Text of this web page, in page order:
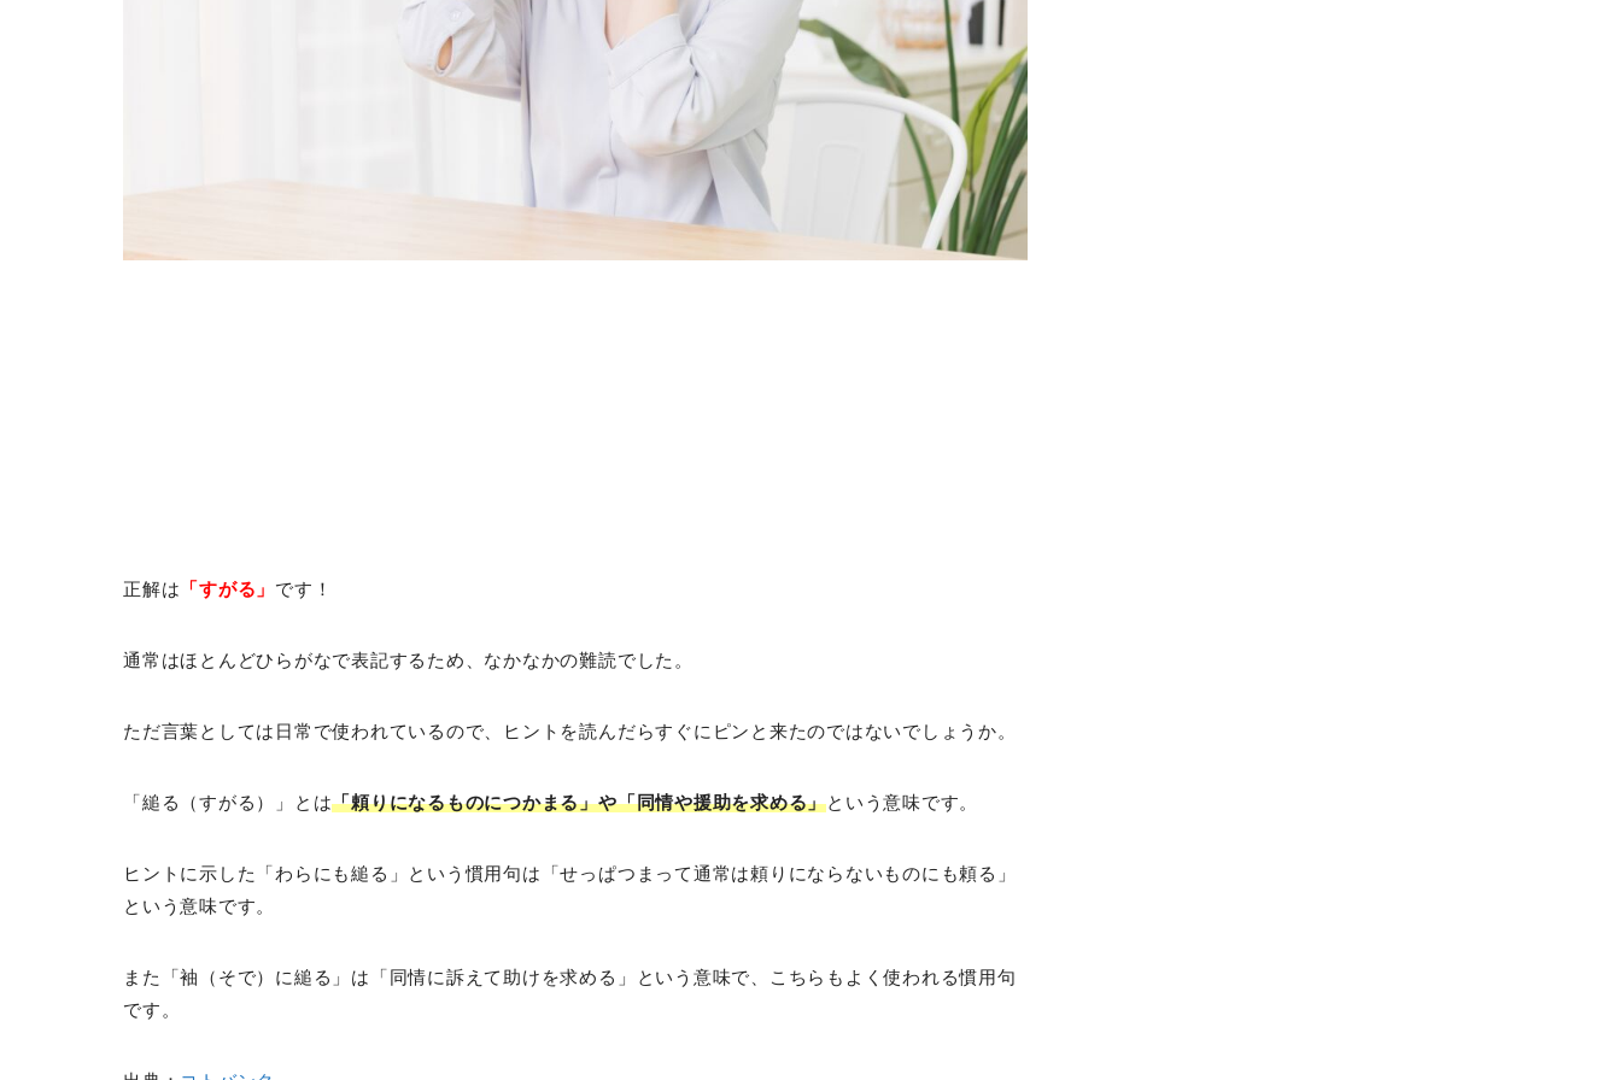
正解は 「すがる」 です！
通常はほとんどひらがなで表記するため、なかなかの難読でした。
ただ言葉としては日常で使われているので、ヒントを読んだらすぐにピンと来たのではないでしょうか。
「縋る（すがる）」とは「頼りになるものにつかまる」や「同情や援助を求める」という意味です。
ヒントに示した「わらにも縋る」という慣用句は「せっぱつまって通常は頼りにならないものにも頼る」
という意味です。
また「袖（そで）に縋る」は「同情に訴えて助けを求める」という意味で、こちらもよく使われる慣用句
です。